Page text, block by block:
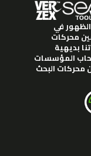
في
محركات
بديهية
المؤسسات
محركات البحث